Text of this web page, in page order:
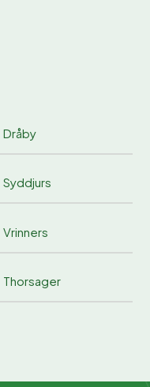
Dråby
Syddjurs
Vrinners
Thorsager